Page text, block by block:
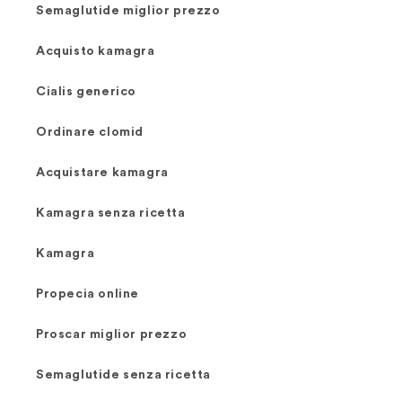
Semaglutide miglior prezzo
Acquisto kamagra
Cialis generico
Ordinare clomid
Acquistare kamagra
Kamagra senza ricetta
Kamagra
Propecia online
Proscar miglior prezzo
Semaglutide senza ricetta